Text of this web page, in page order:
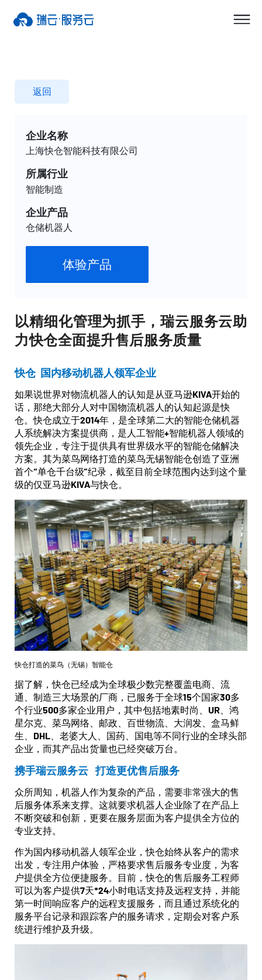
返回
企业名称
上海快仓智能科技有限公司
所属行业
智能制造
企业产品
仓储机器人
体验产品
以精细化管理为抓手，瑞云服务云助
力快仓全面提升售后服务质量
快仓 国内移动机器人领军企业
如果说世界对物流机器人的认知是从亚马逊KIVA开始的
话，那绝大部分人对中国物流机器人的认知起源是快
仓。快仓成立于2014年，是全球第二大的智能仓储机器
人系统解决方案提供商，是人工智能+智能机器人领域的
领先企业，专注于提供具有世界级水平的智能仓储解决
方案。其为菜鸟网络打造的菜鸟无锡智能仓创造了亚洲
首个“单仓千台级”纪录，截至目前全球范围内达到这个量
级的仅亚马逊KIVA与快仓。
快仓打造的菜鸟（无锡）智能仓
据了解，快仓已经成为全球极少数完整覆盖电商、流
通、制造三大场景的厂商，已服务于全球15个国家30多
个行业500多家企业用户，其中包括地素时尚、UR、鸿
星尔克、菜鸟网络、邮政、百世物流、大润发、盒马鲜
生、DHL、老婆大人、国药、国电等不同行业的全球头部
企业，而其产品出货量也已经突破万台。
携手瑞云服务云 打造更优售后服务
众所周知，机器人作为复杂的产品，需要非常强大的售
后服务体系来支撑。这就要求机器人企业除了在产品上
不断突破和创新，更要在服务层面为客户提供全方位的
专业支持。
作为国内移动机器人领军企业，快仓始终从客户的需求
出发，专注用户体验，严格要求售后服务专业度，为客
户提供全方位便捷服务。目前，快仓的售后服务工程师
可以为客户提供7天*24小时电话支持及远程支持，并能
第一时间响应客户的远程支援服务，而且通过系统化的
服务平台记录和跟踪客户的服务请求，定期会对客户系
统进行维护及升级。